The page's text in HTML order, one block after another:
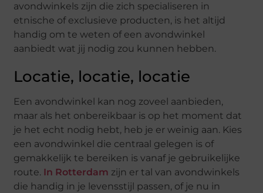
avondwinkels zijn die zich specialiseren in
etnische of exclusieve producten, is het altijd
handig om te weten of een avondwinkel
aanbiedt wat jij nodig zou kunnen hebben.
Locatie, locatie, locatie
Een avondwinkel kan nog zoveel aanbieden,
maar als het onbereikbaar is op het moment dat
je het echt nodig hebt, heb je er weinig aan. Kies
een avondwinkel die centraal gelegen is of
gemakkelijk te bereiken is vanaf je gebruikelijke
route. In Rotterdam zijn er tal van avondwinkels
die handig in je levensstijl passen, of je nu in